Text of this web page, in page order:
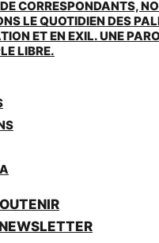
CORRESPONDANTS,
LE QUOTIDIEN DES
ET EN EXIL. UNE
LIBRE.